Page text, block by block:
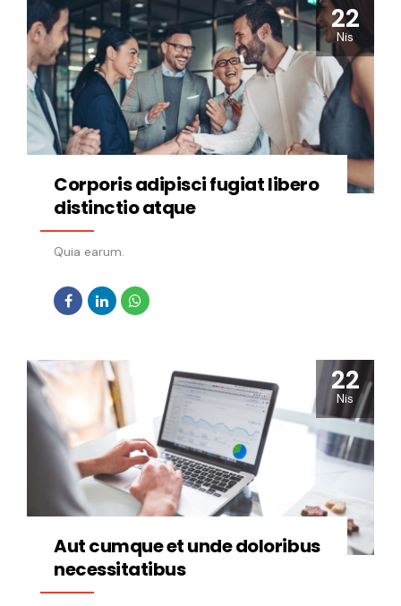
22
Nis
Corporis adipisci fugiat libero
distinctio atque
Quia earum.
22
Nis
Aut cumque et unde doloribus
necessitatibus